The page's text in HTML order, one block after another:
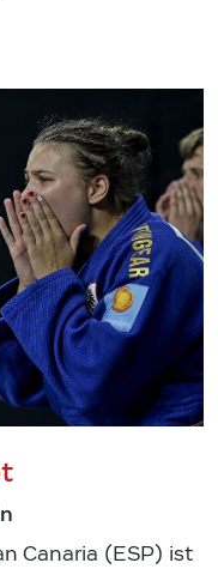
Canaria (ESP) ist